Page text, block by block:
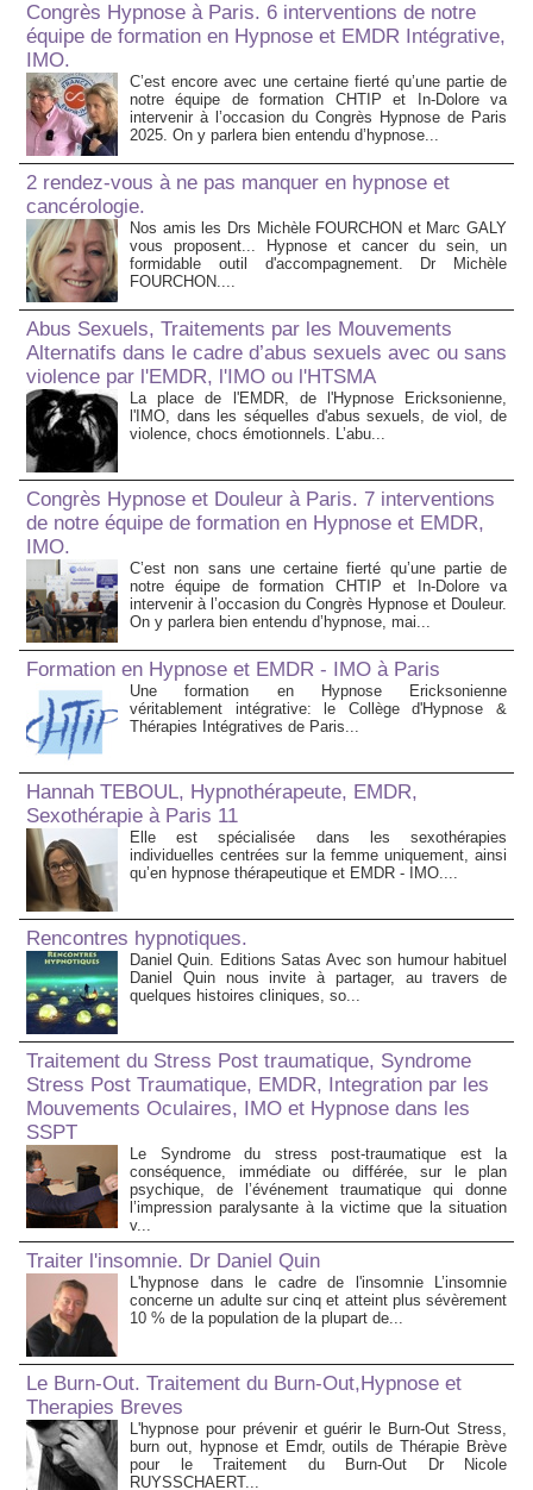
Congrès Hypnose à Paris. 6 interventions de notre
équipe de formation en Hypnose et EMDR Intégrative,
IMO.
C’est encore avec une certaine fierté qu’une partie de
notre équipe de formation CHTIP et In-Dolore va
intervenir à l’occasion du Congrès Hypnose de Paris
2025. On y parlera bien entendu d’hypnose...
2 rendez-vous à ne pas manquer en hypnose et
cancérologie.
Nos amis les Drs Michèle FOURCHON et Marc GALY
vous proposent... Hypnose et cancer du sein, un
formidable outil d'accompagnement. Dr Michèle
FOURCHON....
Abus Sexuels, Traitements par les Mouvements
Alternatifs dans le cadre d’abus sexuels avec ou sans
violence par l'EMDR, l'IMO ou l'HTSMA
La place de l'EMDR, de l'Hypnose Ericksonienne,
l'IMO, dans les séquelles d'abus sexuels, de viol, de
violence, chocs émotionnels. L’abu...
Congrès Hypnose et Douleur à Paris. 7 interventions
de notre équipe de formation en Hypnose et EMDR,
IMO.
C’est non sans une certaine fierté qu’une partie de
notre équipe de formation CHTIP et In-Dolore va
intervenir à l’occasion du Congrès Hypnose et Douleur.
On y parlera bien entendu d’hypnose, mai...
Formation en Hypnose et EMDR - IMO à Paris
Une formation en Hypnose Ericksonienne
véritablement intégrative: le Collège d'Hypnose &
Thérapies Intégratives de Paris...
Hannah TEBOUL, Hypnothérapeute, EMDR,
Sexothérapie à Paris 11
Elle est spécialisée dans les sexothérapies
individuelles centrées sur la femme uniquement, ainsi
qu’en hypnose thérapeutique et EMDR - IMO....
Rencontres hypnotiques.
Daniel Quin. Editions Satas Avec son humour habituel
Daniel Quin nous invite à partager, au travers de
quelques histoires cliniques, so...
Traitement du Stress Post traumatique, Syndrome
Stress Post Traumatique, EMDR, Integration par les
Mouvements Oculaires, IMO et Hypnose dans les
SSPT
Le Syndrome du stress post-traumatique est la
conséquence, immédiate ou différée, sur le plan
psychique, de l’événement traumatique qui donne
l’impression paralysante à la victime que la situation
v...
Traiter l'insomnie. Dr Daniel Quin
L'hypnose dans le cadre de l'insomnie L’insomnie
concerne un adulte sur cinq et atteint plus sévèrement
10 % de la population de la plupart de...
Le Burn-Out. Traitement du Burn-Out,Hypnose et
Therapies Breves
L'hypnose pour prévenir et guérir le Burn-Out Stress,
burn out, hypnose et Emdr, outils de Thérapie Brève
pour le Traitement du Burn-Out Dr Nicole
RUYSSCHAERT...